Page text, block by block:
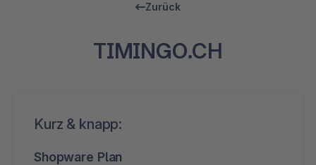
Zurück
TIMINGO.CH
Kurz & knapp:
Shopware Plan